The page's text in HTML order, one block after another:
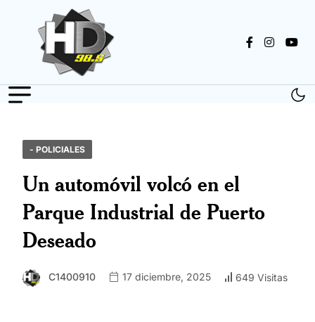
- POLICIALES
Un automóvil volcó en el
Parque Industrial de Puerto
Deseado
C1400910 17 diciembre, 2025 649 Visitas